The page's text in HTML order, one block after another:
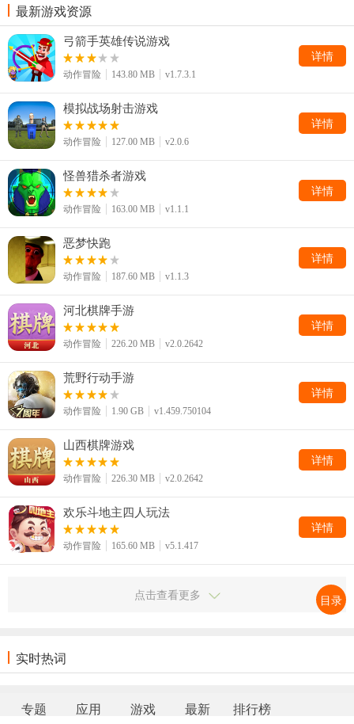
最新游戏资源
弓箭手英雄传说游戏
动作冒险 143.80 MB v1.7.3.1
详情
模拟战场射击游戏
动作冒险 127.00 MB v2.0.6
详情
怪兽猎杀者游戏
动作冒险 163.00 MB v1.1.1
详情
恶梦快跑
动作冒险 187.60 MB v1.1.3
详情
河北棋牌手游
动作冒险 226.20 MB v2.0.2642
详情
荒野行动手游
动作冒险 1.90 GB v1.459.750104
详情
山西棋牌游戏
动作冒险 226.30 MB v2.0.2642
详情
欢乐斗地主四人玩法
动作冒险 165.60 MB v5.1.417
详情
点击查看更多
实时热词
专题 应用 游戏 最新 排行榜
目录